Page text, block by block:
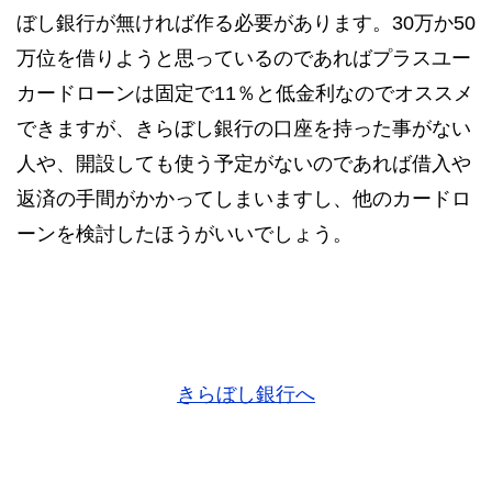
ぼし銀行が無ければ作る必要があります。30万か50
万位を借りようと思っているのであればプラスユー
カードローンは固定で11％と低金利なのでオススメ
できますが、きらぼし銀行の口座を持った事がない
人や、開設しても使う予定がないのであれば借入や
返済の手間がかかってしまいますし、他のカードロ
ーンを検討したほうがいいでしょう。
きらぼし銀行へ